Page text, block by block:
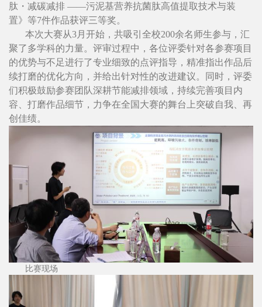
肽・减碳减排 ——污泥基营养抗菌肽高值提取技术与装
置》等7件作品获评三等奖。
本次大赛从3月开始，共吸引全校200余名师生参与，汇
聚了多学科的力量。评审过程中，各位评委针对各参赛项目
的优势与不足进行了专业细致的点评指导，精准指出作品后
续打磨的优化方向，并给出针对性的改进建议。同时，评委
们积极鼓励参赛团队深耕节能减排领域，持续完善项目内
容、打磨作品细节，力争在全国大赛的舞台上突破自我、再
创佳绩。
比赛现场